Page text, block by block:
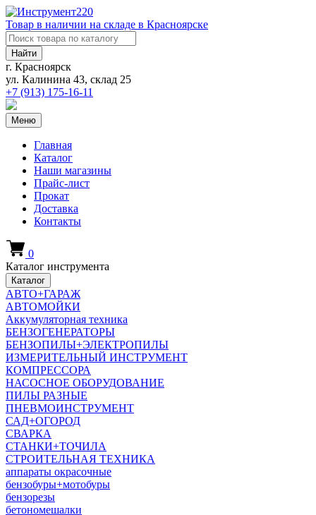
Товар в наличии на складе в Красноярске
Найти
г. Красноярск
ул. Калинина 43, склад 25
+7 (913) 175-16-11
Меню
Главная
Каталог
Наши магазины
Прайс-лист
Прокат
Доставка
Контакты
0
Каталог инструмента
Каталог
АВТО+ГАРАЖ
АВТОМОЙКИ
Аккумуляторная техника
БЕНЗОГЕНЕРАТОРЫ
БЕНЗОПИЛЫ+ЭЛЕКТРОПИЛЫ
ИЗМЕРИТЕЛЬНЫЙ ИНСТРУМЕНТ
КОМПРЕССОРА
НАСОСНОЕ ОБОРУДОВАНИЕ
ПИЛЫ РАЗНЫЕ
ПНЕВМОИНСТРУМЕНТ
САД+ОГОРОД
СВАРКА
СТАНКИ+ТОЧИЛА
СТРОИТЕЛЬНАЯ ТЕХНИКА
аппараты окрасочные
бензобуры+мотобуры
бензорезы
бетономешалки